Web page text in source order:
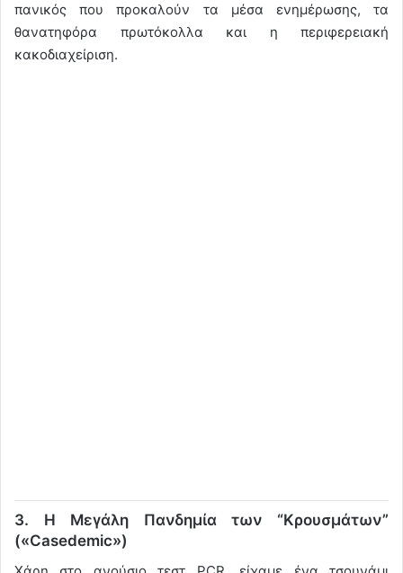
πανικός που προκαλούν τα μέσα ενημέρωσης, τα
θανατηφόρα πρωτόκολλα και η περιφερειακή
κακοδιαχείριση.
3. Η Μεγάλη Πανδημία των “Κρουσμάτων”
(«Casedemic»)